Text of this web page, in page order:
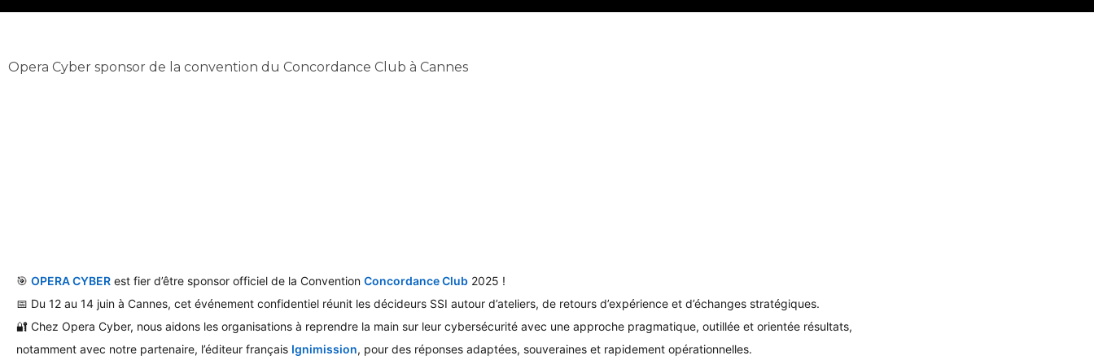
Opera Cyber sponsor de la convention du Concordance Club à Cannes
🎯 OPERA CYBER est fier d’être sponsor officiel de la Convention Concordance Club 2025 !
📅 Du 12 au 14 juin à Cannes, cet événement confidentiel réunit les décideurs SSI hashtagSSI
autour d’ateliers, de retours d’expérience et d’échanges stratégiques.
🔐 Chez Opera Cyber, nous aidons les organisations à reprendre la main sur leur cybersécurité
hashtag
avec une approche pragmatique, outillée et orientée résultats,
notamment avec notre partenaire, l’éditeur français Ignimission, pour des réponses adaptées, souveraines et rapidement opérationnelles.